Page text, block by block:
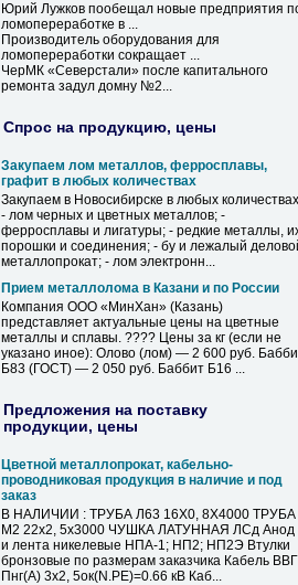
Юрий Лужков пообещал новые предприятия
ломопереработке в ...
Производитель оборудования для
ломопереработки сокращает ...
ЧерМК «Северстали» после капитального
ремонта задул домну №2...
Спрос на продукцию, цены
Закупаем лом металлов, ферросплавы,
графит в любых количествах
Закупаем в Новосибирске в любых
- лом черных и цветных металлов; -
ферросплавы и лигатуры; - редкие металлы,
порошки и соединения; - бу и лежалый
металлопрокат; - лом электронн...
Прием металлолома в Казани и по России
Компания ООО «МинХан» (Казань)
представляет актуальные цены на цветные
металлы и сплавы. ???? Цены за кг (если не
указано иное): Олово (лом) — 2 600 руб.
Б83 (ГОСТ) — 2 050 руб. Баббит Б16 ...
Предложения на поставку
продукции, цены
Цветной металлопрокат, кабельно-
проводниковая продукция в наличие и под
заказ
В НАЛИЧИИ : ТРУБА Л63 16Х0, 8Х4000 ТРУБА
М2 22х2, 5х3000 ЧУШКА ЛАТУННАЯ ЛСд Анод
и лента никелевые НПА-1; НП2; НП2Э Втулки
бронзовые по размерам заказчика Кабель
Пнг(А) 3х2, 5ок(N.PE)=0.66 кВ Каб...